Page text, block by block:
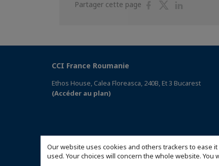
Our website uses cookies and others trackers to ease
used. Your choices will concern the whole website.
Partager cette page
PartagerPartager
CCI France Roumanie
Ethos House, Calea Floreasca, 240B, Et 3 Bucarest
(Accéder au plan)